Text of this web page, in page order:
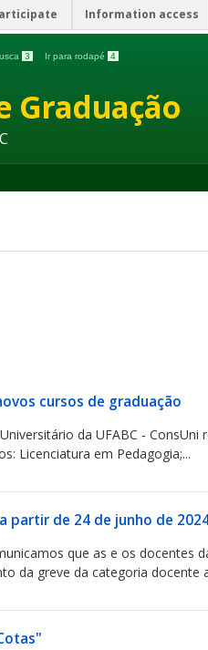
Information access
3 Ir para rodapé 4
Graduação
cursos de graduação
da UFABC -
Licenciatura em Pedagogia;...
partir de 24 de junho de
que as e os docentes
da greve da categoria docente